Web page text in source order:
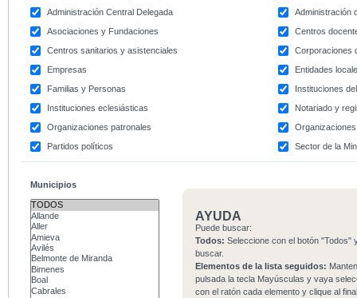
Administración Central Delegada
Administración
Asociaciones y Fundaciones
Centros
Centros sanitarios y asistenciales
Corporaciones
Empresas
Entidades
Familias y Personas
Instituciones
Instituciones eclesiásticas
Notariado y
Organizaciones patronales
Partidos políticos
Sector de la
Municipios
AYUDA
Puede buscar:
Todos: Seleccione con el botón "Todos"
buscar.
Elementos de la lista seguidos:
pulsada la tecla Mayúsculas y vaya
con el ratón cada elemento y clique al